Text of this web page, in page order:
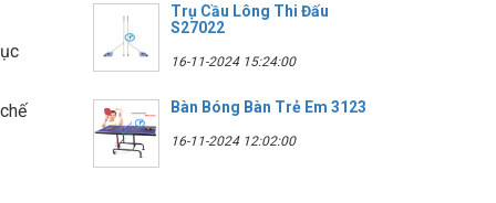
Trụ Cầu Lông Thi Đấu
S27022
16-11-2024 15:24:00
Bàn Bóng Bàn Trẻ Em 3123
16-11-2024 12:02:00